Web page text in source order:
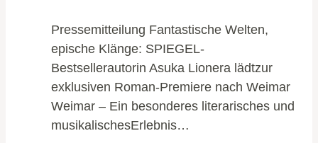
Illuminated
Hearts-
Neuauflage
Pressemitteilung Fantastische Welten,
epische Klänge: SPIEGEL-
Bestsellerautorin Asuka Lionera lädtzur
exklusiven Roman-Premiere nach Weimar
Weimar – Ein besonderes literarisches und
musikalischesErlebnis…